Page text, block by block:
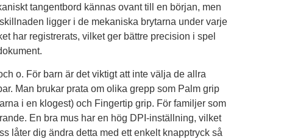
tangentbord kännas ovant till en början, men
ligger i de mekaniska brytarna under varje
har registrerats, vilket ger bättre precision i spel
o. För barn är det viktigt att inte välja de allra
Man brukar prata om olika grepp som Palm grip
i en klogest) och Fingertip grip. För familjer som
En bra mus har en hög DPI-inställning, vilket
låter dig ändra detta med ett enkelt knapptryck så